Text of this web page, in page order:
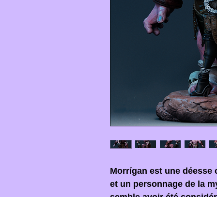
Morrígan est une déesse
et un personnage de la